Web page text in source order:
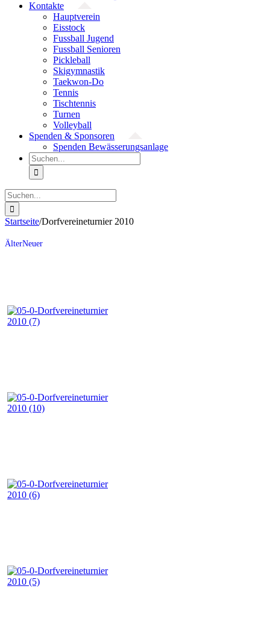
Kontakte
Hauptverein
Eisstock
Fussball Jugend
Fussball Senioren
Pickleball
Skigymnastik
Taekwon-Do
Tennis
Tischtennis
Turnen
Volleyball
Spenden & Sponsoren
Spenden Bewässerungsanlage
Suche
nach:
Suche
nach:
Startseite/Dorfvereineturnier 2010